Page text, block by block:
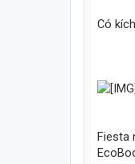
Có
Fiesta